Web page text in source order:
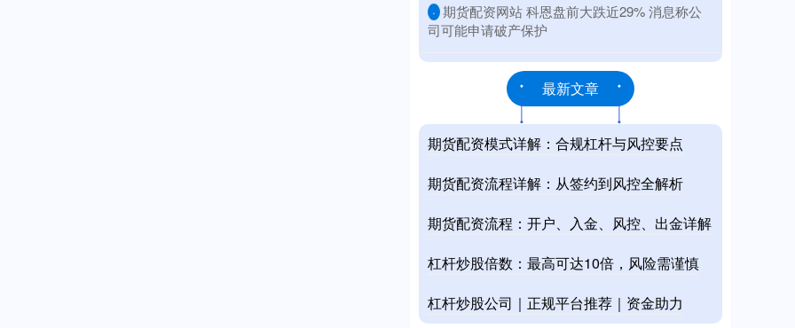
· ​期货配资网站 科恩盘前大跌近29% 消息称公
司可能申请破产保护
最新文章
期货配资模式详解：合规杠杆与风控要点
期货配资流程详解：从签约到风控全解析
期货配资流程：开户、入金、风控、出金详解
杠杆炒股倍数：最高可达10倍，风险需谨慎
杠杆炒股公司｜正规平台推荐｜资金助力